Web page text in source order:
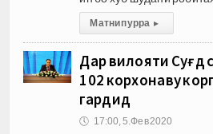
Матни пурра ▸
Дар вилояти Суғд
102 корхонаву
гардид
🕔 17:00, 5.Фев 2020